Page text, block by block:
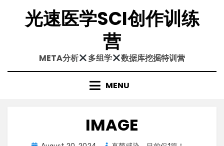
content光速医学SCI创作训练
营
META分析 多组学 数据库挖掘特训营
MENU
IMAGE